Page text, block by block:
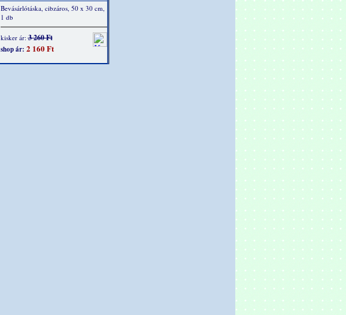
Bevásárlótáska, cibzáros, 50 x 30 cm,
1 db
kisker ár:3 260 Ft
shop ár: 2 160 Ft